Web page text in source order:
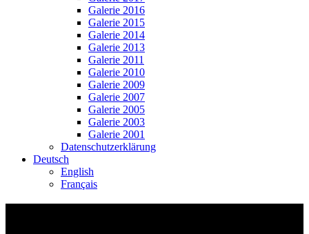
Galerie 2016
Galerie 2015
Galerie 2014
Galerie 2013
Galerie 2011
Galerie 2010
Galerie 2009
Galerie 2007
Galerie 2005
Galerie 2003
Galerie 2001
Datenschutzerklärung
Deutsch
English
Français